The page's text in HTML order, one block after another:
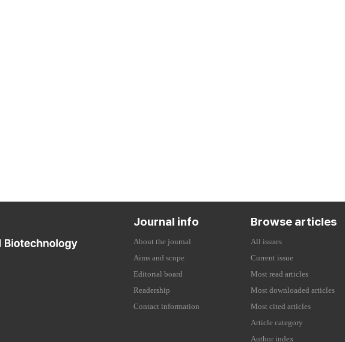
Journal info
About the journal
Aims and scope
Editorial board
Readership
Contact information
Browse articles
All issues
Current issue
Most read articles
Most downloaded articles
Most cited articles
Article category
Author index